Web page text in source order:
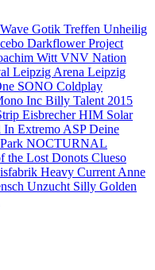
Wave Gotik Treffen Unheilig
DarkflowerProject
Witt VNV Nation
Leipzig Arena Leipzig
SONO Coldplay
Inc Billy Talent 2015
EisbrecherHIM Solar
In Extremo ASPDeine
NOCTURNAL
the Lost Donots Clueso
Heavy Current Anne
Unzucht Silly Golden